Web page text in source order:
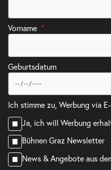
Vorname
Geburtsdatum
Ich stimme zu, Werbung via
Ja, ich will Werbung
Bühnen Graz Newsletter
News & Angebote aus